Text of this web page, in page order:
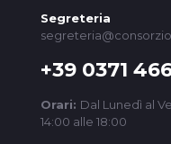
Segreteria
+39 0371
Orari: Dal Lunedì al
14:00 alle 18:00